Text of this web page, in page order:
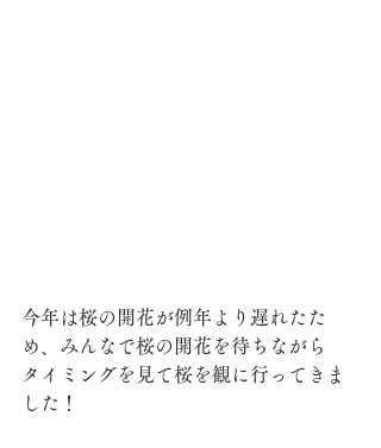
今年は桜の開花が例年より遅れたた
め、みんなで桜の開花を待ちながら
タイミングを見て桜を観に行ってきま
した！